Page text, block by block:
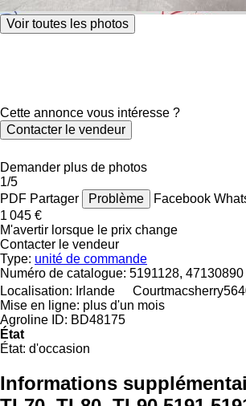
Voir toutes les photos
Cette annonce vous intéresse ?
Contacter le vendeur
Demander plus de photos
1/5
PDF Partager Problème Facebook
1 045 €
M'avertir lorsque le prix change
Contacter le vendeur
Type: unité de commande
Numéro de catalogue: 5191128, 47130890
Localisation: Irlande Courtmacsherry
Mise en ligne: plus d'un mois
Agroline ID: BD48175
État
État: d'occasion
Informations